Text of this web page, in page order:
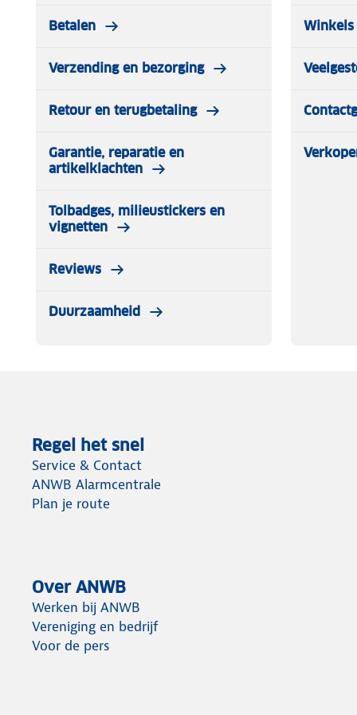
Betalen
Verzending en bezorging
Retour en terugbetaling
Garantie, reparatie en
artikelklachten
Tolbadges, milieustickers en
vignetten
Reviews
Duurzaamheid
Regel het snel
Service & Contact
ANWB Alarmcentrale
Plan je route
Over ANWB
Werken bij ANWB
Vereniging en bedrijf
Voor de pers